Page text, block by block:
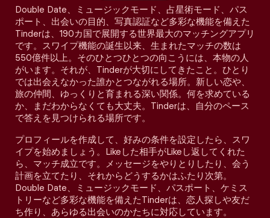
Double Date、ミュージックモード、占星術モード、パス
ポート、出会いの目的、写真認証など多彩な機能を備えた
Tinderは、190カ国で展開する世界最大のマッチングアプリ
です。スワイプ機能の誕生以来、生まれたマッチの数は
550億件以上。そのひとつひとつの向こうには、本物の人
がいます。それが、Tinderが大切にしてきたこと。ひとり
では出会えなかった誰かとつながれる場所。新しい恋や、
旅の仲間、ゆっくりと育まれる深い関係。何を求めている
か、まだわからなくても大丈夫。Tinderは、自分のペース
で答えを見つけられる場所です。
プロフィールを作成して、好みの条件を設定したら、スワ
イプを始めましょう。Likeした相手がLikeし返してくれた
ら、マッチ成立です。メッセージをやりとりしたり、会う
計画を立てたり、それからどうするかはふたり次第。
Double Date、ミュージックモード、パスポート、ケミス
トリーなど多彩な機能を備えたTinderは、恋人探しや友だ
ち作り、あらゆる出会いのかたちに対応しています。